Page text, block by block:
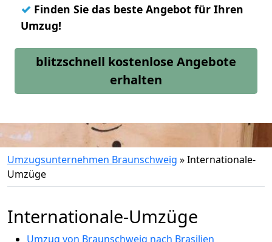
✓ Finden Sie das beste Angebot für Ihren
Umzug!
blitzschnell kostenlose Angebote
erhalten
Umzugsunternehmen Braunschweig »Internationale-
Umzüge
Internationale-Umzüge
Umzug von Braunschweig nach Brasilien